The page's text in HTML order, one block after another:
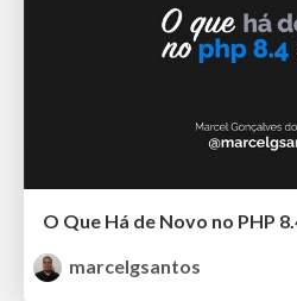
O Que Há de Novo no PHP
marcelgsantos